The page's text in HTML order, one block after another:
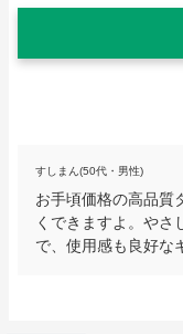
すしまん(50代・男性)
お手頃価格の高品質
くできますよ。やさ
で、使用感も良好な